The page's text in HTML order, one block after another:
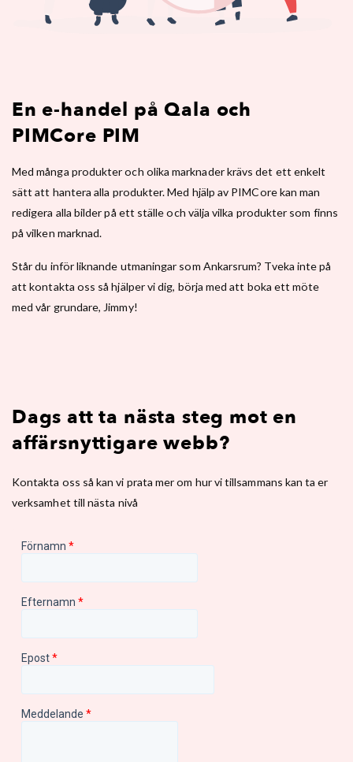
En e-handel på Qala och
PIMCore PIM
Med många produkter och olika marknader krävs det ett enkelt
sätt att hantera alla produkter. Med hjälp av PIMCore kan man
redigera alla bilder på ett ställe och välja vilka produkter som finns
på vilken marknad.
Står du inför liknande utmaningar som Ankarsrum? Tveka inte på
att kontakta oss så hjälper vi dig, börja med att boka ett möte
med vår grundare, Jimmy!
Dags att ta nästa steg mot en
affärsnyttigare webb?
Kontakta oss så kan vi prata mer om hur vi tillsammans kan ta er
verksamhet till nästa nivå